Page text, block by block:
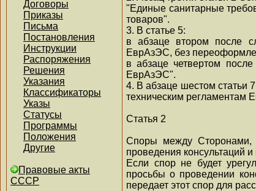
Договоры
Приказы
Письма
Постановления
Инструкции
Распоряжения
Решения
Указания
Классификаторы
Указы
Статусы
Программы
Положения
Другие
Правовые акты
СССР
"Единые санитарные
товаров".
3. В статье 5:
в абзаце втором после
ЕврАзЭС, без
в абзаце четвертом
ЕврАзЭС".
4. В абзаце шестом статьи
техническим регламентам
Статья 2
Споры между Сторонами,
проведения консультаций и
Если спор не будет
просьбы о проведении
передает этот спор для